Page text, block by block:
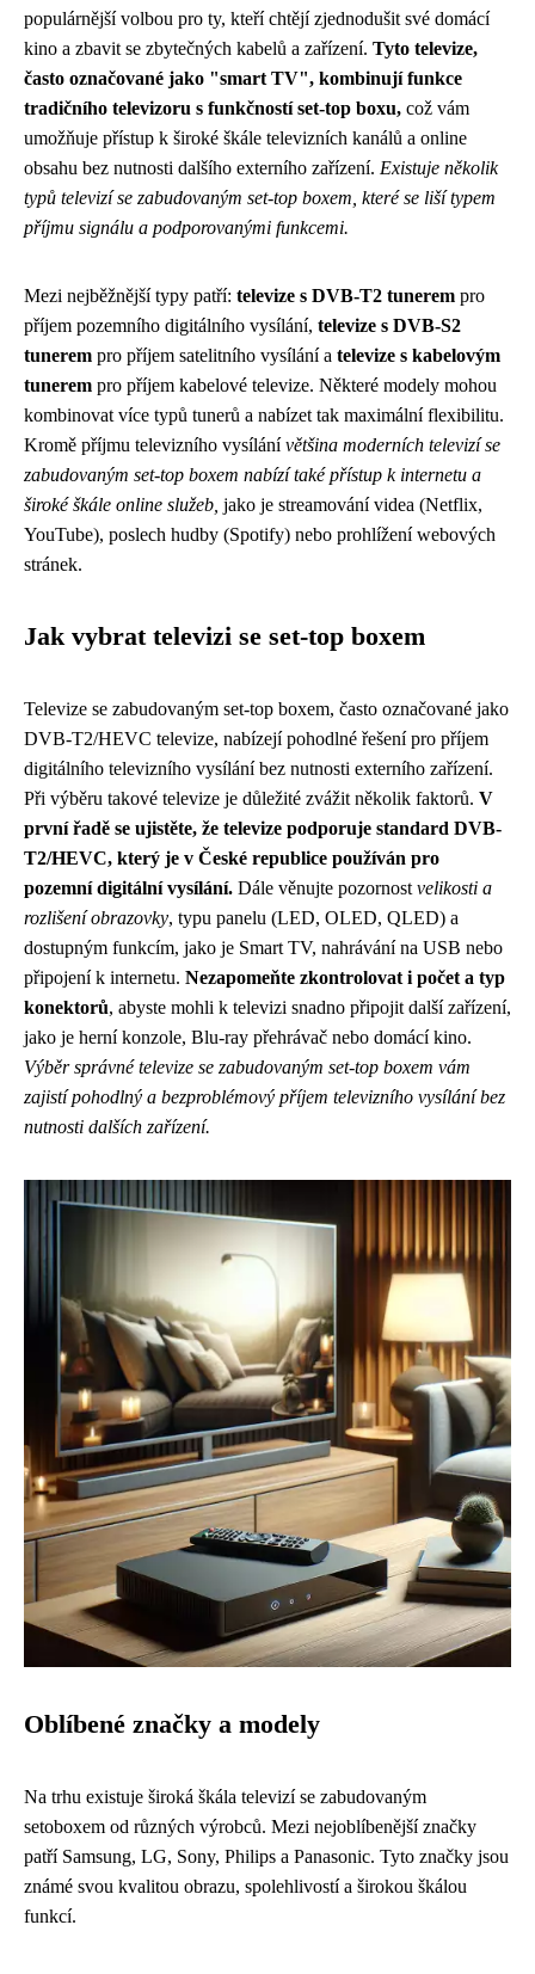
populárnější volbou pro ty, kteří chtějí zjednodušit své domácí
kino a zbavit se zbytečných kabelů a zařízení. Tyto televize,
často označované jako "smart TV", kombinují funkce
tradičního televizoru s funkčností set-top boxu, což vám
umožňuje přístup k široké škále televizních kanálů a online
obsahu bez nutnosti dalšího externího zařízení. Existuje několik
typů televizí se zabudovaným set-top boxem, které se liší typem
příjmu signálu a podporovanými funkcemi.
Mezi nejběžnější typy patří: televize s DVB-T2 tunerem pro
příjem pozemního digitálního vysílání, televize s DVB-S2
tunerem pro příjem satelitního vysílání a televize s kabelovým
tunerem pro příjem kabelové televize. Některé modely mohou
kombinovat více typů tunerů a nabízet tak maximální flexibilitu.
Kromě příjmu televizního vysílánívětšina moderních televizí se
zabudovaným set-top boxem nabízí také přístup k internetu a
široké škále online služeb, jako je streamování videa (Netflix,
YouTube), poslech hudby (Spotify) nebo prohlížení webových
stránek.
Jak vybrat televizi se set-top boxem
Televize se zabudovaným set-top boxem, často označované jako
DVB-T2/HEVC televize, nabízejí pohodlné řešení pro příjem
digitálního televizního vysílání bez nutnosti externího zařízení.
Při výběru takové televize je důležité zvážit několik faktorů. V
první řadě se ujistěte, že televize podporuje standard DVB-
T2/HEVC, který je v České republice používán pro
pozemní digitální vysílání. Dále věnujte pozornost velikosti a
rozlišení obrazovky, typu panelu (LED, OLED, QLED) a
dostupným funkcím, jako je Smart TV, nahrávání na USB nebo
připojení k internetu. Nezapomeňte zkontrolovat i počet a typ
konektorů, abyste mohli k televizi snadno připojit další zařízení,
jako je herní konzole, Blu-ray přehrávač nebo domácí kino.
Výběr správné televize se zabudovaným set-top boxem vám
zajistí pohodlný a bezproblémový příjem televizního vysílání bez
nutnosti dalších zařízení.
Oblíbené značky a modely
Na trhu existuje široká škála televizí se zabudovaným
setoboxem od různých výrobců. Mezi nejoblíbenější značky
patří Samsung, LG, Sony, Philips a Panasonic. Tyto značky jsou
známé svou kvalitou obrazu, spolehlivostí a širokou škálou
funkcí.